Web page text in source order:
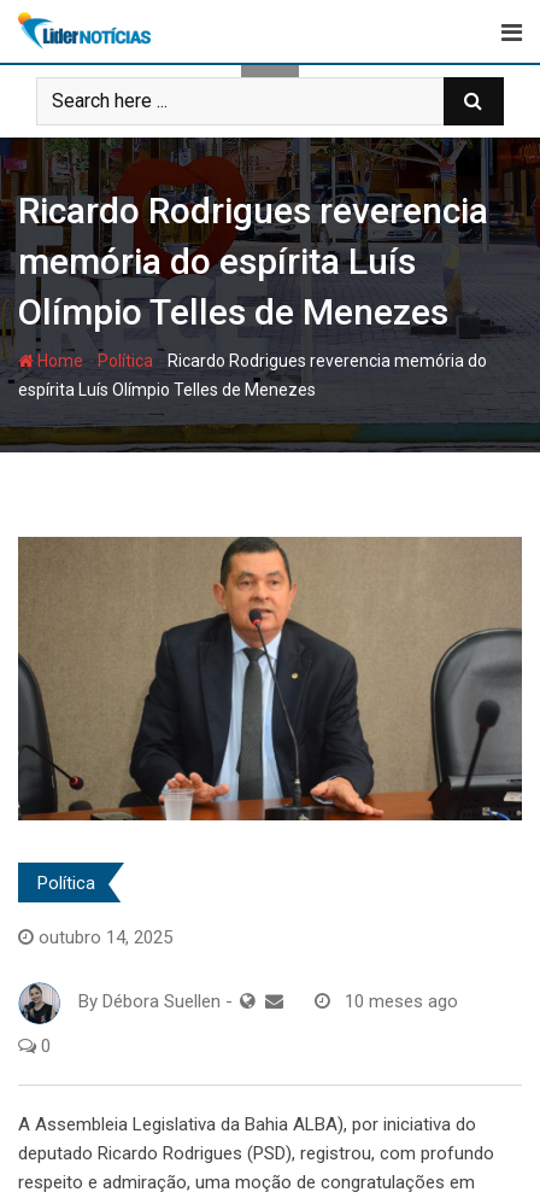
Skip
content
Ricardo Rodrigues reverencia
memória do espírita Luís
Olímpio Telles de Menezes
Home - Política - Ricardo Rodrigues reverencia memória do
espírita Luís Olímpio Telles de Menezes
Política
outubro 14, 2025
By Débora Suellen - 10 meses ago
0
A Assembleia Legislativa da Bahia ALBA), por iniciativa do
deputado Ricardo Rodrigues (PSD), registrou, com profundo
respeito e admiração, uma moção de congratulações em